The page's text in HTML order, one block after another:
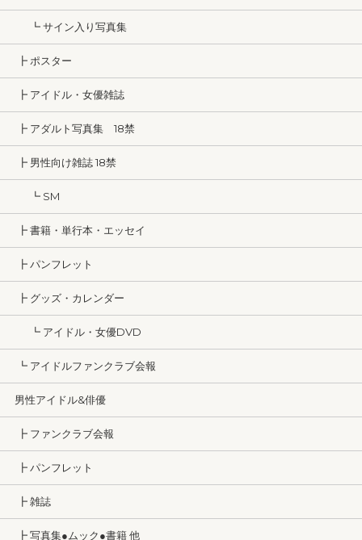
┗ サイン入り写真集
┣ ポスター
┣ アイドル・女優雑誌
┣ アダルト写真集 18禁
┣ 男性向け雑誌 18禁
┗ SM
┣ 書籍・単行本・エッセイ
┣ パンフレット
┣ グッズ・カレンダー
┗ アイドル・女優DVD
┗ アイドルファンクラブ会報
男性アイドル&俳優
┣ ファンクラブ会報
┣ パンフレット
┣ 雑誌
┣ 写真集●ムック●書籍 他